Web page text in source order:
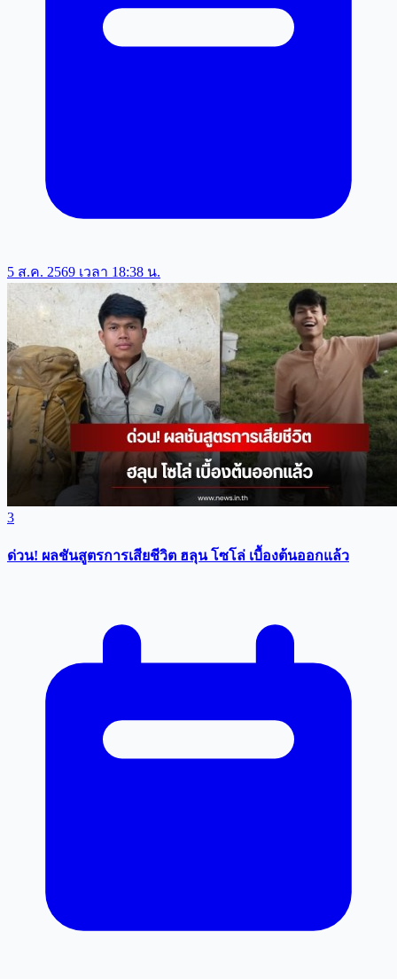
5 ส.ค. 2569 เวลา 18:38 น.
3
ด่วน! ผลชันสูตรการเสียชีวิต ฮลุน โซโล่ เบื้องต้นออกแล้ว